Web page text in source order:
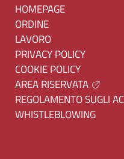
HOMEPAGE
ORDINE
LAVORO
PRIVACY POLICY
COOKIE POLICY
AREA RISERVATA
REGOLAMENTO SUGLI
WHISTLEBLOWING